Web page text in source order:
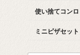
使い捨てコンロ
ミニピザセット